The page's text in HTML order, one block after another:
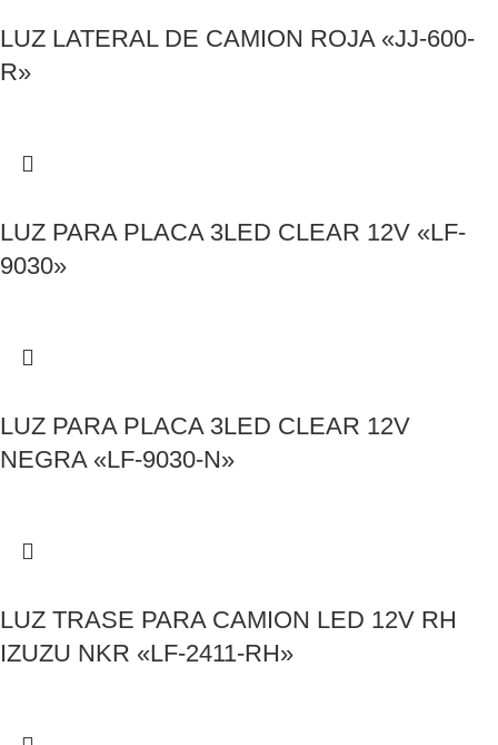
LUZ LATERAL DE CAMION ROJA «JJ-600-
R»
LUZ PARA PLACA 3LED CLEAR 12V «LF-
9030»
LUZ PARA PLACA 3LED CLEAR 12V
NEGRA «LF-9030-N»
LUZ TRASE PARA CAMION LED 12V RH
IZUZU NKR «LF-2411-RH»